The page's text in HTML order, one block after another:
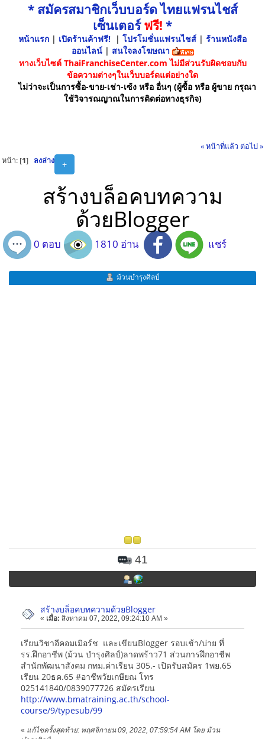
* สมัครสมาชิกเว็บบอร์ด ไทยแฟรนไชส์
เซ็นเตอร์ฟรี! *
หน้าแรก | เปิดร้านค้าฟรี! | โปรโมชั่นแฟรนไชส์ | ร้านหนังสือ
ออนไลน์ | สนใจลงโฆษณา
ทางเว็บไซต์ ThaiFranchiseCenter.com ไม่มีส่วนรับผิดชอบกับ
ข้อความต่างๆในเว็บบอร์ดแต่อย่างใด
ไม่ว่าจะเป็นการซื้อ-ขาย-เช่า-เซ้ง หรือ อื่นๆ (ผู้ซื้อ หรือ ผู้ขาย กรุณา
ใช้วิจารณญาณในการติดต่อทางธุรกิจ)
« หน้าที่แล้ว ต่อไป »
+
หน้า: [1] ลงล่าง
สร้างบล็อคบทความ
ด้วยBlogger
0 ตอบ 1810 อ่าน แชร์
ม้วนบำรุงศิลป์
41
สร้างบล็อคบทความด้วยBlogger
« เมื่อ: สิงหาคม 07, 2022, 09:24:10 AM »
เรียนวิชาอีคอมเมิอร์ช และเขียนBlogger รอบเช้า/บ่าย ที่
รร.ฝึกอาชีพ (ม้วน บำรุงศิลป์)ลาดพร้าว71 ส่วนการฝึกอาชีพ
สำนักพัฒนาสังคม กทม.ค่าเรียน 305.- เปิดรับสมัคร 1พย.65
เรียน 20ธค.65 #อาชีพวัยเกษียณ โทร
025141840/0839077726 สมัครเรียน
http://www.bmatraining.ac.th/school-
course/9/typesub/99
« แก้ไขครั้งสุดท้าย: พฤศจิกายน 09, 2022, 07:59:54 AM โดย ม้วน